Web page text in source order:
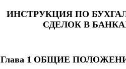
ИНСТРУКЦИЯ ПО
СДЕЛОК В
Глава 1 ОБЩИЕ